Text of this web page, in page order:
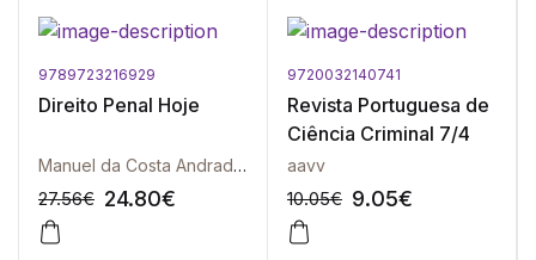
9789723216929
Direito Penal Hoje
Manuel da Costa Andrade | Rita Castanheira Neves
27.56€ 24.80€
9720032140741
Revista Portuguesa de
Ciência Criminal 7/4
aavv
10.05€ 9.05€